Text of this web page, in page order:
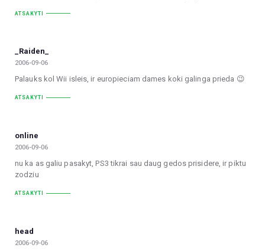
ATSAKYTI
_Raiden_
2006-09-06
Palauks kol Wii isleis, ir europieciam dames koki galinga prieda 😉
ATSAKYTI
online
2006-09-06
nu ka as galiu pasakyt, PS3 tikrai sau daug gedos prisidere, ir piktu
zodziu
ATSAKYTI
head
2006-09-06